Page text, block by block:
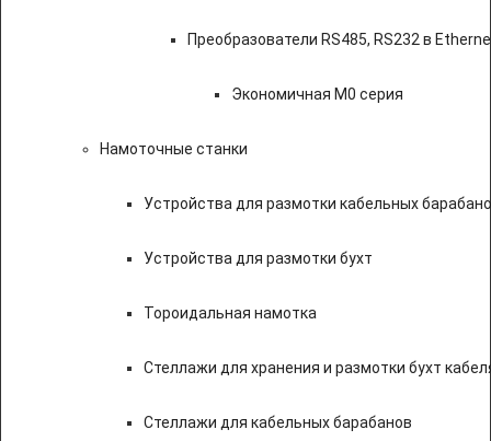
Преобразователи RS485, RS232 в
Экономичная M0 серия
Намоточные станки
Устройства для размотки кабельных
Устройства для размотки бухт
Тороидальная намотка
Стеллажи для хранения и размотки бухт
Стеллажи для кабельных барабанов